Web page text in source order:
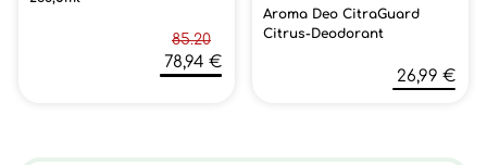
85.20
78,94 €
Aroma Deo CitraGuard
Citrus-Deodorant
26,99 €